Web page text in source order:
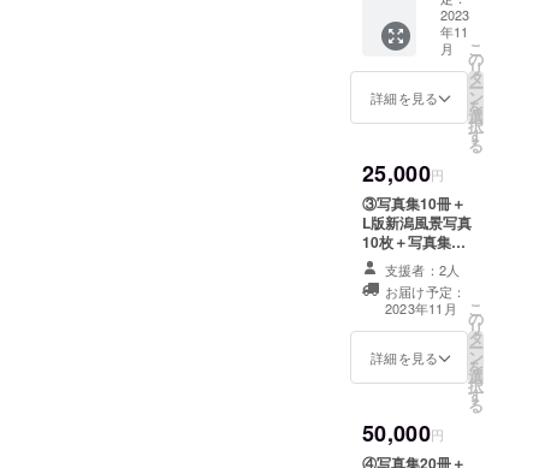
す。 場
所=新潟
県村上
市山上
染物店
工房に
て。 当
通費や
滞在費
につい
て自己
負担で
お願い
しま
す。
い。」
笹だん
ご賞味
発送日
を含め
で3日間
なの
で、写
真集と
一緒に
ご発送
手続き
の詳細
チケッ
ト同封
の確認
1枚 〒
949-
5341 新
潟県長
岡市小
国町小
栗山145
間
9:30～
12:00
13:30～
16:00
定休
日 不
定休 日
程=写真
細チ
ケット
ので到
着後
2023
年11
月
詳細を見る
こ
の
リ
タ
ー
ン
を
選
択
す
る
25,000円
③写真集10冊＋
L版新潟風景写真
10枚＋写真集に
名前掲載 備考欄
に掲載する名前
を記入して下さ
い。 ニックネー
ムでもOK
支援者：2人
お届け予定：
2023年11月
詳細を見る
こ
の
リ
タ
ー
ン
を
選
択
す
る
50,000円
④写真集20冊＋